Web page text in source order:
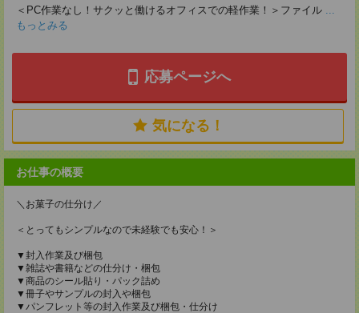
＜PC作業なし！サクッと働けるオフィスでの軽作業！＞ファイル ...
もっとみる
応募ページへ
気になる！
お仕事の概要
＼お菓子の仕分け／
＜とってもシンプルなので未経験でも安心！＞
▼封入作業及び梱包
▼雑誌や書籍などの仕分け・梱包
▼商品のシール貼り・パック詰め
▼冊子やサンプルの封入や梱包
▼パンフレット等の封入作業及び梱包・仕分け